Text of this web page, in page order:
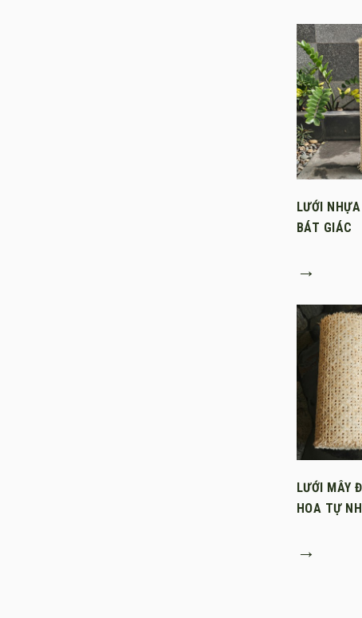
LƯỚI
BÁT GIÁC
→
LƯỚI MÂY
HOA TỰ
→